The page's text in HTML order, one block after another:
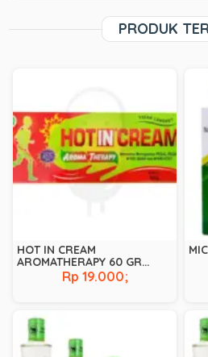
PRODUK
HOT IN CREAM
AROMATHERAPY 60 GR
Rp 19.000;